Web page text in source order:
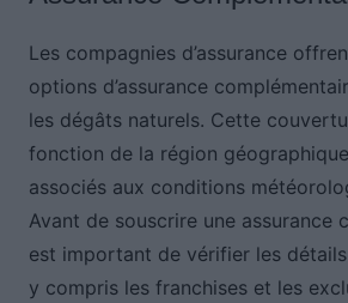
Les compagnies d’assurance
options d’assurance
les dégâts naturels. Cette
fonction de la région
associés aux conditions
Avant de souscrire une assurance
est important de vérifier les
y compris les franchises et les